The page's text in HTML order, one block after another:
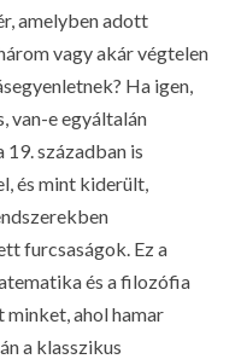
amelyben adott
vagy akár végtelen
Ha igen,
van-e egyáltalán
században is
és mint kiderült,
furcsaságok. Ez a
és a filozófia
ahol hamar
a klasszikus